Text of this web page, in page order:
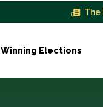
The
Winning Elections